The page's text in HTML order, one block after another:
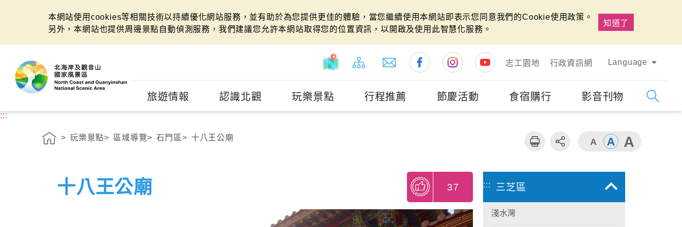
本網站使用cookies等相關技術以持續優化網站服務，並有助於為您提供更佳的體驗，當您繼續使用本網站即表示您同意我們的Cookie使用政策。
另外，本網站也提供周邊景點自動偵測服務，我們建議您允許本網站取得您的位置資訊，以開啟及使用此智慧化服務。
知道了
志工園地
行政資訊網 Language
旅遊情報 認識北觀 玩樂景點 行程推薦 節慶活動 食宿購行 影音刊物
:::
玩樂景點 區域導覽 石門區 十八王公廟
十八王公廟 37 ::: 三芝區
淺水灣